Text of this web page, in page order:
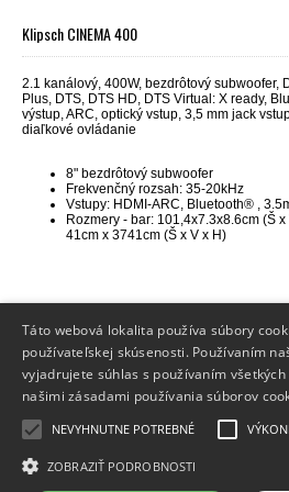
Klipsch CINEMA 400
2.1 kanálový, 400W, bezdrôtový subwoofer,
Plus, DTS, DTS HD, DTS Virtual: X ready,
výstup, ARC, optický vstup, 3,5 mm jack
diaľkové ovládanie
8" bezdrôtový subwoofer
Frekvenčný rozsah: 35-20kHz
Vstupy: HDMI-ARC, Bluetooth® ,
Rozmery - bar: 101,4x7.3x8.6cm (Š
41cm x 3741cm (Š x V x H)
Info
Dodanie tovaru
Táto webová lokalita používa súbory
používateľskej skúsenosti. Používaním
vyjadrujete súhlas s používaním
našimi zásadami používania súborov
NEVYHNUTNE POTREBNÉ
ZOBRAZIŤ PODROBNOSTI